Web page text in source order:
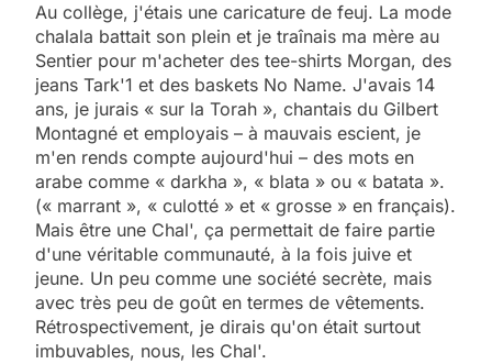
Au collège, j'étais une caricature de feuj. La mode
chalala battait son plein et je traînais ma mère au
Sentier pour m'acheter des tee-shirts Morgan, des
jeans Tark'1 et des baskets No Name. J'avais 14
ans, je jurais « sur la Torah », chantais du Gilbert
Montagné et employais – à mauvais escient, je
m'en rends compte aujourd'hui – des mots en
arabe comme « darkha », « blata » ou « batata ».
(« marrant », « culotté » et « grosse » en français).
Mais être une Chal', ça permettait de faire partie
d'une véritable communauté, à la fois juive et
jeune. Un peu comme une société secrète, mais
avec très peu de goût en termes de vêtements.
Rétrospectivement, je dirais qu'on était surtout
imbuvables, nous, les Chal'.